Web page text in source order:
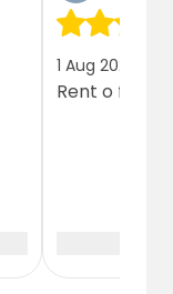
1 Aug 2026
Rent o fint o